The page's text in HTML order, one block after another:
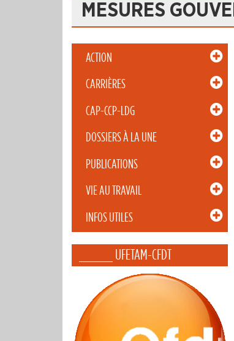
MESURES
ACTION
CARRIÈRES
CAP-CCP-LDG
DOSSIERS À LA UNE
PUBLICATIONS
VIE AU TRAVAIL
INFOS UTILES
_____ UFETAM-CFDT